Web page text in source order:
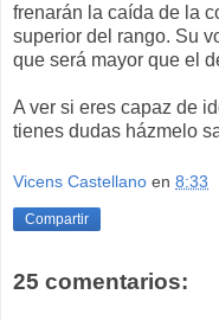
frenarán la caída de la
superior del rango. Su
que será mayor que el
A ver si eres capaz de
tienes dudas házmelo
Vicens Castellano en 8:33
Compartir
25 comentarios: